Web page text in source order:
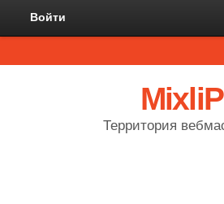
Войти
MixliP
Территория